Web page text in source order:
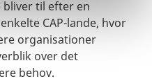
til efter en
CAP-lande, hvor
organisationer
over det
behov.